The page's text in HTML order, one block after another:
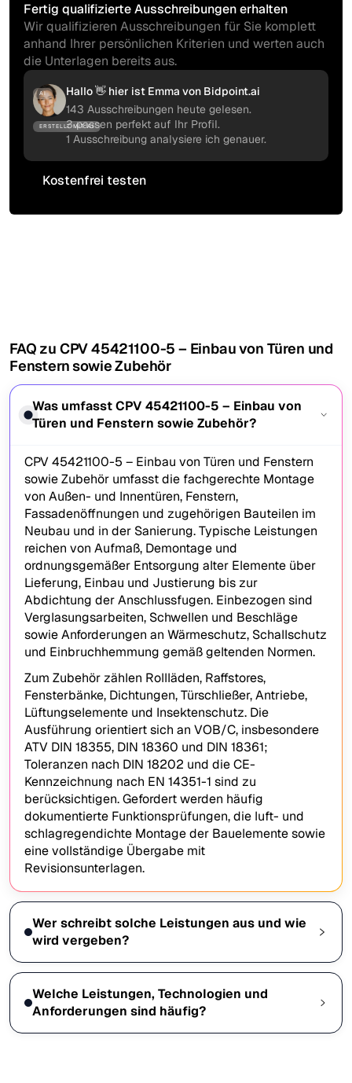
Fertig qualifizierte Ausschreibungen erhalten
Wir qualifizieren Ausschreibungen für Sie komplett
anhand Ihrer persönlichen Kriterien und werten auch
die Unterlagen bereits aus.
AI
ERSTELLT MIT AI
Hallo 👋 hier ist Emma von Bidpoint.ai
143 Ausschreibungen heute gelesen.
3 passen perfekt auf Ihr Profil.
1 Ausschreibung analysiere ich genauer.
Kostenfrei testen
FAQ zu CPV 45421100-5 – Einbau von Türen und
Fenstern sowie Zubehör
Was umfasst CPV 45421100-5 – Einbau von
Türen und Fenstern sowie Zubehör?
CPV 45421100-5 – Einbau von Türen und Fenstern
sowie Zubehör umfasst die fachgerechte Montage
von Außen- und Innentüren, Fenstern,
Fassadenöffnungen und zugehörigen Bauteilen im
Neubau und in der Sanierung. Typische Leistungen
reichen von Aufmaß, Demontage und
ordnungsgemäßer Entsorgung alter Elemente über
Lieferung, Einbau und Justierung bis zur
Abdichtung der Anschlussfugen. Einbezogen sind
Verglasungsarbeiten, Schwellen und Beschläge
sowie Anforderungen an Wärmeschutz, Schallschutz
und Einbruchhemmung gemäß geltenden Normen.
Zum Zubehör zählen Rollläden, Raffstores,
Fensterbänke, Dichtungen, Türschließer, Antriebe,
Lüftungselemente und Insektenschutz. Die
Ausführung orientiert sich an VOB/C, insbesondere
ATV DIN 18355, DIN 18360 und DIN 18361;
Toleranzen nach DIN 18202 und die CE-
Kennzeichnung nach EN 14351-1 sind zu
berücksichtigen. Gefordert werden häufig
dokumentierte Funktionsprüfungen, die luft- und
schlagregendichte Montage der Bauelemente sowie
eine vollständige Übergabe mit
Revisionsunterlagen.
Wer schreibt solche Leistungen aus und wie
wird vergeben?
Welche Leistungen, Technologien und
Anforderungen sind häufig?